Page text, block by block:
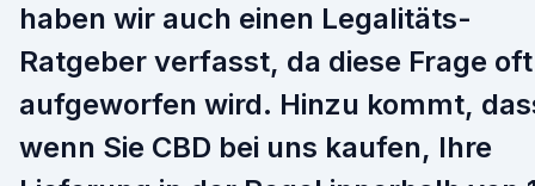
haben wir auch einen Legalitäts-
Ratgeber verfasst, da diese Frage oft
aufgeworfen wird. Hinzu kommt,
wenn Sie CBD bei uns kaufen, Ihre